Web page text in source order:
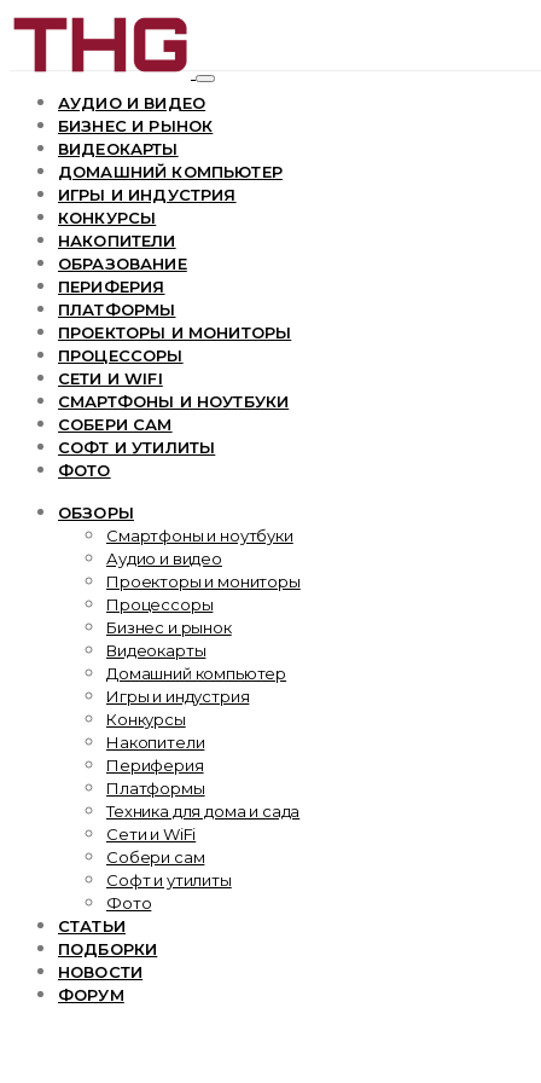
АУДИО И ВИДЕО
БИЗНЕС И РЫНОК
ВИДЕОКАРТЫ
ДОМАШНИЙ КОМПЬЮТЕР
ИГРЫ И ИНДУСТРИЯ
КОНКУРСЫ
НАКОПИТЕЛИ
ОБРАЗОВАНИЕ
ПЕРИФЕРИЯ
ПЛАТФОРМЫ
ПРОЕКТОРЫ И МОНИТОРЫ
ПРОЦЕССОРЫ
СЕТИ И WIFI
СМАРТФОНЫ И НОУТБУКИ
СОБЕРИ САМ
СОФТ И УТИЛИТЫ
ФОТО
ОБЗОРЫ
Смартфоны и ноутбуки
Аудио и видео
Проекторы и мониторы
Процессоры
Бизнес и рынок
Видеокарты
Домашний компьютер
Игры и индустрия
Конкурсы
Накопители
Периферия
Платформы
Техника для дома и сада
Сети и WiFi
Собери сам
Софт и утилиты
Фото
СТАТЬИ
ПОДБОРКИ
НОВОСТИ
ФОРУМ